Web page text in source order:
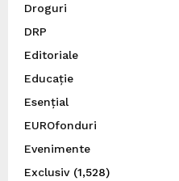
Droguri
DRP
Editoriale
Educație
Esențial
EUROfonduri
Evenimente
Exclusiv(1,528)